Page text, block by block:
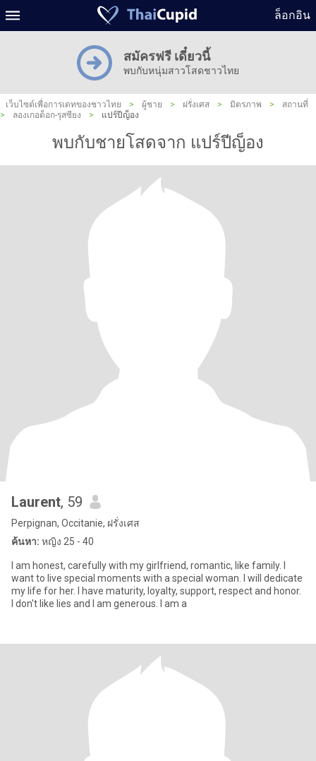
ล็อกอิน
สมัครฟรี เดี๋ยวนี้
พบกับหนุ่มสาวโสดชาวไทย
เว็บไซต์เพื่อการเดทของชาวไทย > ผู้ชาย > ฝรั่งเศส > มิตรภาพ >
สถานที่
>
ลองเกอด็อก-รุสซียง > แปร์ปีญ็อง
พบกับชายโสดจาก แปร์ปีญ็อง
Laurent, 59
Perpignan, Occitanie, ฝรั่งเศส
ค้นหา: หญิง 25 - 40
I am honest, carefully with my girlfriend, romantic, like family. I
want to live special moments with a special woman. I will dedicate
my life for her. I have maturity, loyalty, support, respect and honor.
I don't like lies and I am generous. I am a